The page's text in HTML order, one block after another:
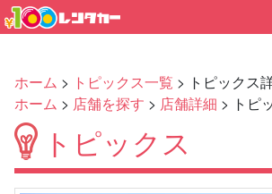
ホーム > トピックス一覧 > トピックス
ホーム > 店舗を探す > 店舗詳細 > トピ
トピックス